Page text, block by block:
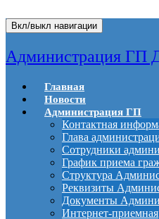
Вкл/выкл навигации
Администрация ГП
Главная
Новости
Администрация ГП
Контактная
Глава
Сотрудники
График приема
Структура
Реквизиты
Документы
Интернет-приемная